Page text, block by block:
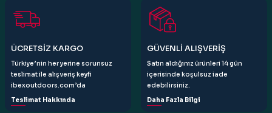
Ürün resmi kalitesiz, bozuk veya görüntülenemiyor.
Ürün açıklamasında eksik bilgiler bulunuyor.
Bu ürüne benzer farklı alternatifler olmalı.
ÜCRETSİZ KARGO
Türkiye’nin her yerine sorunsuz
teslimat ile alışveriş keyfi
ibexoutdoors.com’da
Teslimat Hakkında
GÜVENLİ ALIŞVERİŞ
Satın aldığınız ürünleri 14 gün
içerisinde koşulsuz iade
edebilirsiniz.
Daha Fazla Bilgi